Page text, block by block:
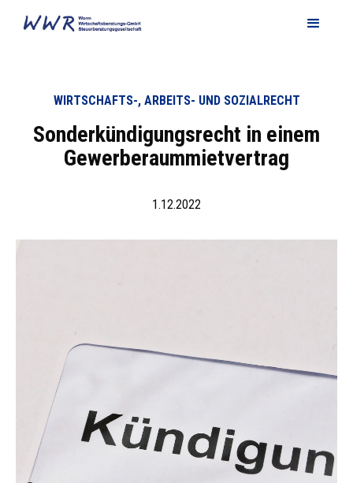
WIRTSCHAFTS-, ARBEITS- UND SOZIALRECHT
Sonderkündigungsrecht in einem
Gewerberaummietvertrag
1.12.2022